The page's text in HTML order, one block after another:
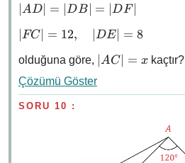
m(\widehat{EDF})
\abs{AD}
\abs{DB}
=
\abs{DF}
AD = ∣DB = ∣DF
\abs{FC}
\quad
\abs{DE}
= 8
FC = 12, DE = 8
olduğuna göre, \abs{AC}
AC = x kaçtır?
Çözümü Göster
SORU 10 :